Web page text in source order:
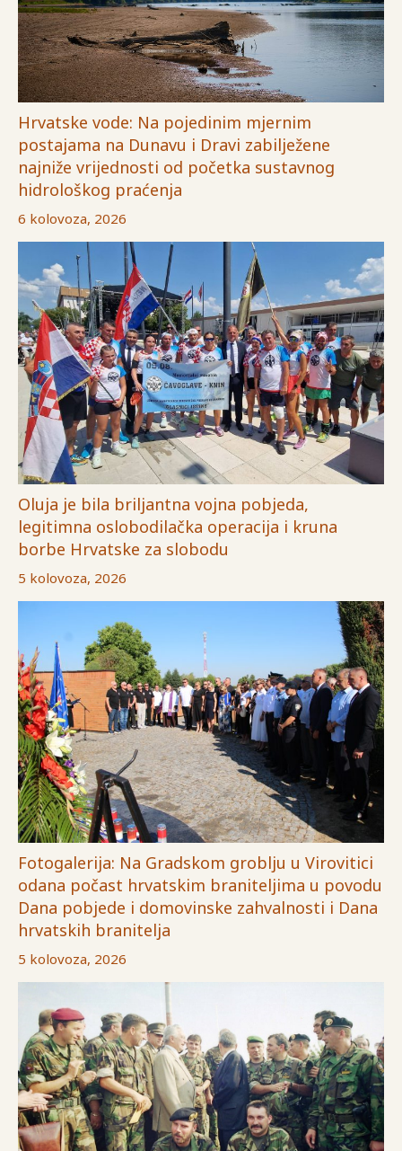
Hrvatske vode: Na pojedinim mjernim
postajama na Dunavu i Dravi zabilježene
najniže vrijednosti od početka sustavnog
hidrološkog praćenja
6 kolovoza, 2026
Oluja je bila briljantna vojna pobjeda,
legitimna oslobodilačka operacija i kruna
borbe Hrvatske za slobodu
5 kolovoza, 2026
Fotogalerija: Na Gradskom groblju u Virovitici
odana počast hrvatskim braniteljima u povodu
Dana pobjede i domovinske zahvalnosti i Dana
hrvatskih branitelja
5 kolovoza, 2026